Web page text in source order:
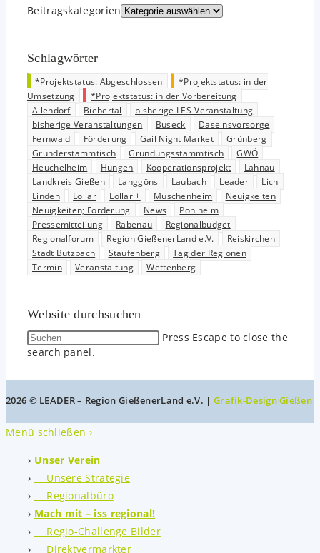
Beitrags­kategorien
Schlagwörter
*Projektstatus: Abgeschlossen
*Projektstatus: in der
Umsetzung
*Projektstatus: in der Vorbereitung
Allendorf
Biebertal
bisherige LES-Veranstaltung
bisherige Veranstaltungen
Buseck
Daseinsvorsorge
Fernwald
Förderung Gail Night Market
Grünberg
Gründerstammtisch
Gründungsstammtisch
GWÖ
Heuchelheim
Hungen Kooperationsprojekt
Lahnau
Landkreis Gießen
Langgöns Laubach Leader
Lich
Linden
Lollar Lollar + Muschenheim
Neuigkeiten
Neuigkeiten; Förderung
News
Pohlheim
Pressemitteilung
Rabenau
Regionalbudget
Regionalforum
Region GießenerLand e.V.
Reiskirchen
Stadt Butzbach
Staufenberg
Tag der Regionen
Termin
Veranstaltung Wettenberg
Website durchsuchen
Press Escape to close the
search panel.
2026 © LEADER – Region GießenerLand e.V. | Grafik-Design Gießen
Menü schließen ›
Unser Verein
Unsere Strategie
Regionalbüro
Mach mit – iss regional!
Regio-Challenge Bilder
Direktvermarkter